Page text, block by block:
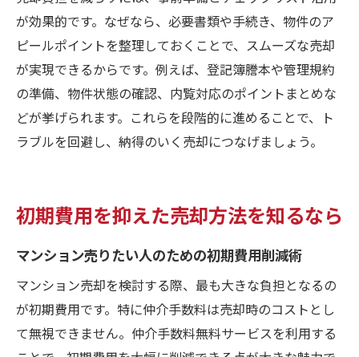
が効果的です。なぜなら、必要書類や手続き、物件のア
ピールポイントを整理しておくことで、スムーズな売却
が実現できるからです。例えば、登記簿謄本や管理規約
の準備、物件状態の確認、内覧対応のポイントまとめな
どが挙げられます。これらを段階的に進めることで、ト
ラブルを回避し、納得のいく売却につなげましょう。
初期費用を抑えた売却方法を知るなら
マンション売りたい人のための初期費用削減術
マンション売却を検討する際、最も大きな負担となるの
が初期費用です。特に仲介手数料は売却時のコストとし
て無視できません。仲介手数料無料サービスを利用する